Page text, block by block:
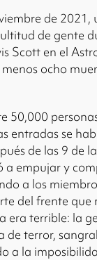
de 2021,
de gente
Scott en el
ocho
50,000
entradas se
de las 9 de
empujar y
a los
del frente que
era terrible: la
de terror,
a la